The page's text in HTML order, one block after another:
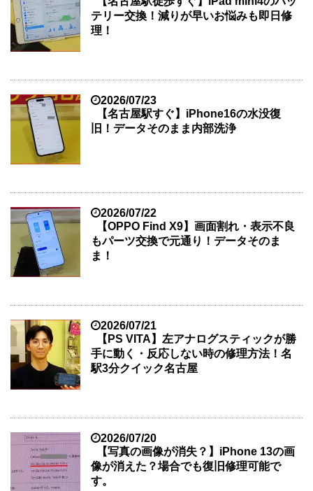
テリー交換！減りが早いお悩みも即日修
理！
2026/07/23
【名古屋駅すぐ】iPhone16の水没復
旧！データそのまま内部洗浄
2026/07/22
【OPPO Find X9】画面割れ・表示不良
もパーツ交換で元通り！データそのま
ま！
2026/07/21
【PS VITA】左アナログスティックが勝
手に動く・反応しない時の修理方法！名
駅3分クイック名古屋
2026/07/20
【写真の画像が消失？】iPhone 13の画
像が消えた？場合でも復旧修理可能で
す。